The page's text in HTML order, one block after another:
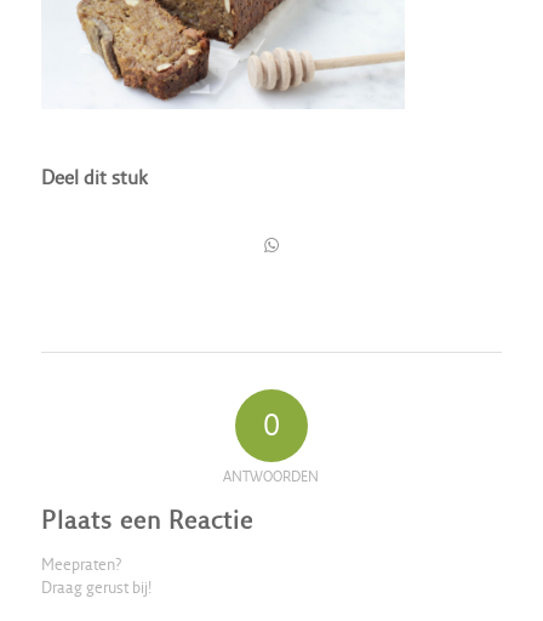
Deel dit stuk
0
ANTWOORDEN
Plaats een Reactie
Meepraten?
Draag gerust bij!